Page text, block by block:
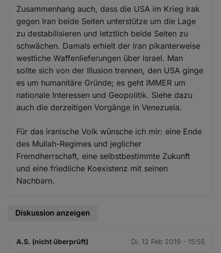
Zusammenhang auch, dass die USA im Krieg Irak
gegen Iran beide Seiten unterstütze um die Lage
zu destabilisieren und letztlich beide Seiten zu
schwächen. Damals erhielt der Iran pikanterweise
westliche Waffenlieferungen über Israel. Man
sollte sich von der Illusion trennen, den USA ginge
es um humanitäre Gründe; es geht IMMER um
nationale Interessen und Geopolitik. Siehe dazu
auch die derzeitigen Vorgänge in Venezuela.
Für das iranische Volk wünsche ich mir: eine Ende
des Mullah-Regimes und jeglicher
Fremdherrschaft, eine selbstbestimmte Zukunft
und eine friedliche Koexistenz mit seinen
Nachbarn.
Diskussion anzeigen
A.S. (nicht überprüft) Di. 12 Feb 2019 - 15:55